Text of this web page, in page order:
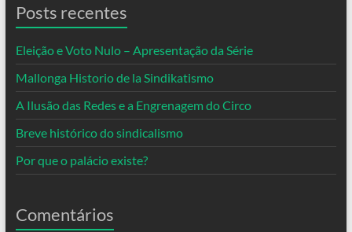
Posts recentes
Eleição e Voto Nulo – Apresentação da Série
Mallonga Historio de la Sindikatismo
A Ilusão das Redes e a Engrenagem do Circo
Breve histórico do sindicalismo
Por que o palácio existe?
Comentários